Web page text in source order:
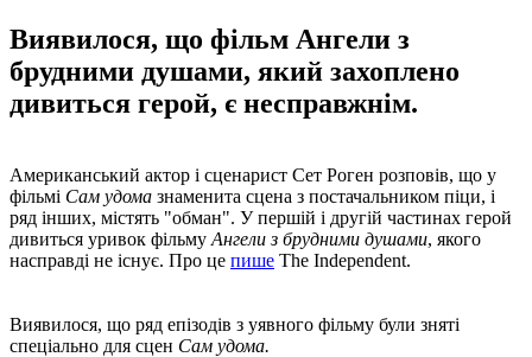
Виявилося, що фільм Ангели з
брудними душами, який захоплено
дивиться герой, є несправжнім.
Американський актор і сценарист Сет Роген розповів, що у
фільмі Сам удома знаменита сцена з постачальником піци, і
ряд інших, містять "обман". У першій і другій частинах герой
дивиться уривок фільму Ангели з брудними душами, якого
насправді не існує. Про це пише The Independent.
Виявилося, що ряд епізодів з уявного фільму були зняті
спеціально для сцен Сам удома.